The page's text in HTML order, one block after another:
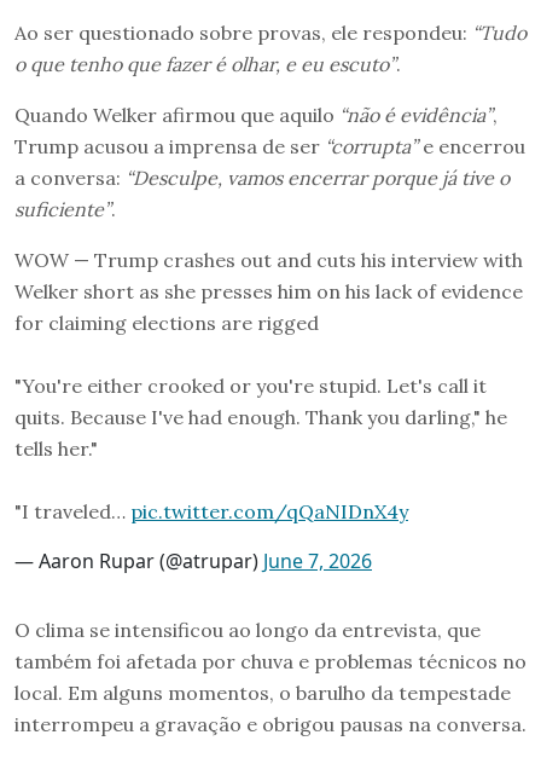
Ao ser questionado sobre provas, ele respondeu: “Tudo
o que tenho que fazer é olhar, e eu escuto”.
Quando Welker afirmou que aquilo “não é evidência”,
Trump acusou a imprensa de ser “corrupta”e encerrou
a conversa: “Desculpe, vamos encerrar porque já tive o
suficiente”.
WOW — Trump crashes out and cuts his interview with
Welker short as she presses him on his lack of evidence
for claiming elections are rigged
"You're either crooked or you're stupid. Let's call it
quits. Because I've had enough. Thank you darling," he
tells her."
"I traveled… pic.twitter.com/qQaNIDnX4y
— Aaron Rupar (@atrupar) June 7, 2026
O clima se intensificou ao longo da entrevista, que
também foi afetada por chuva e problemas técnicos no
local. Em alguns momentos, o barulho da tempestade
interrompeu a gravação e obrigou pausas na conversa.